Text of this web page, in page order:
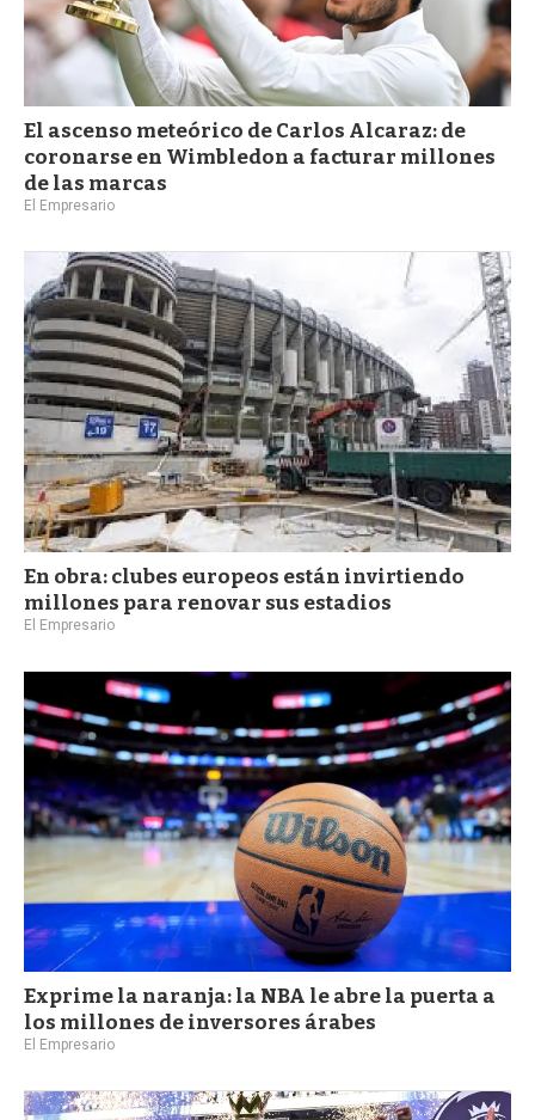
El ascenso meteórico de Carlos Alcaraz: de
coronarse en Wimbledon a facturar millones
de las marcas
El Empresario
En obra: clubes europeos están invirtiendo
millones para renovar sus estadios
El Empresario
Exprime la naranja: la NBA le abre la puerta a
los millones de inversores árabes
El Empresario